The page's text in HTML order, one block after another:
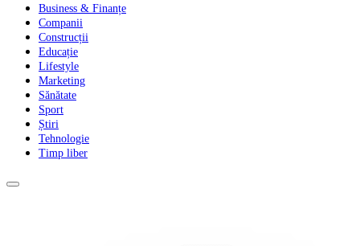
Business & Finanțe
Companii
Construcții
Educație
Lifestyle
Marketing
Sănătate
Sport
Știri
Tehnologie
Timp liber